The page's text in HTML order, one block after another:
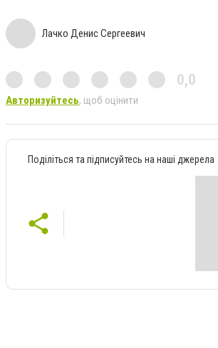
Лачко Денис Сергеевич
0,0
Авторизуйтесь, щоб оцінити
Поділіться та підписуйтесь на наші джерела